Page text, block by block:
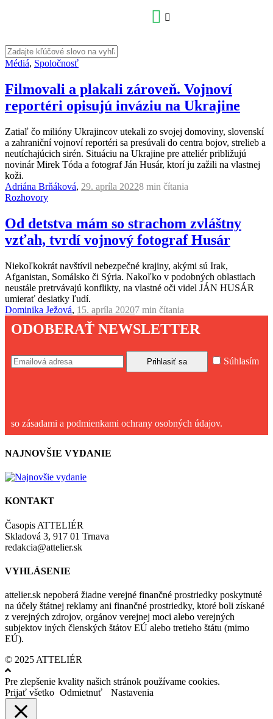
Médiá, Spoločnosť
Filmovali a plakali zároveň. Vojnoví
reportéri opisujú inváziu na Ukrajine
Zatiaľ čo milióny Ukrajincov utekali zo svojej domoviny, slovenskí
a zahraniční vojnoví reportéri sa presúvali do centra bojov, strelieb a
neutíchajúcich sirén. Situáciu na Ukrajine pre atteliér približujú
novinár Mirek Tóda a fotograf Ján Husár, ktorí ju zažili na vlastnej
koži.
Adriána Brňáková, 29. apríla 20228 min čítania
Rozhovory
Od detstva mám so strachom zvláštny
vzťah, tvrdí vojnový fotograf Husár
Niekoľkokrát navštívil nebezpečné krajiny, akými sú Irak,
Afganistan, Somálsko či Sýria. Nakoľko v podobných oblastiach
neustále pretrvávajú konflikty, na vlastné oči videl JÁN HUSÁR
umierať desiatky ľudí.
Dominika Ježová, 15. apríla 20207 min čítania
ODOBERAŤ NEWSLETTER
Súhlasím
so zásadami a podmienkami ochrany osobných údajov.
NAJNOVŠIE VYDANIE
KONTAKT
Časopis ATTELIÉR
Skladová 3, 917 01 Trnava
redakcia@attelier.sk
VYHLÁSENIE
attelier.sk nepoberá žiadne verejné finančné prostriedky poskytnuté
na účely štátnej reklamy ani finančné prostriedky, ktoré boli získané
z verejných zdrojov, orgánov verejnej moci alebo verejných
subjektov iných členských štátov EÚ alebo tretieho štátu (mimo
EÚ).
© 2025 ATTELIÉR
Pre zlepšenie kvality našich stránok používame cookies.
Prijať všetko Odmietnuť Nastavenia